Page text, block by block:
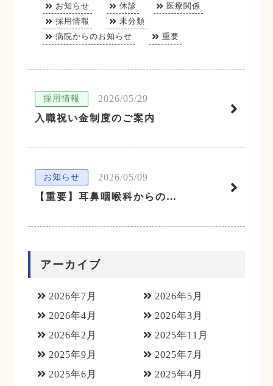
お知らせ 休診
医療関係
採用情報
未分類
病院からのお知らせ
重要
採用情報
2026/05/29
入職祝い金制度のご案内
お知らせ
2026/05/09
【重要】耳鼻咽喉科からのお知らせ
アーカイブ
2026年7月
2026年5月
2026年4月
2026年3月
2026年2月
2025年11月
2025年9月
2025年7月
2025年6月
2025年4月